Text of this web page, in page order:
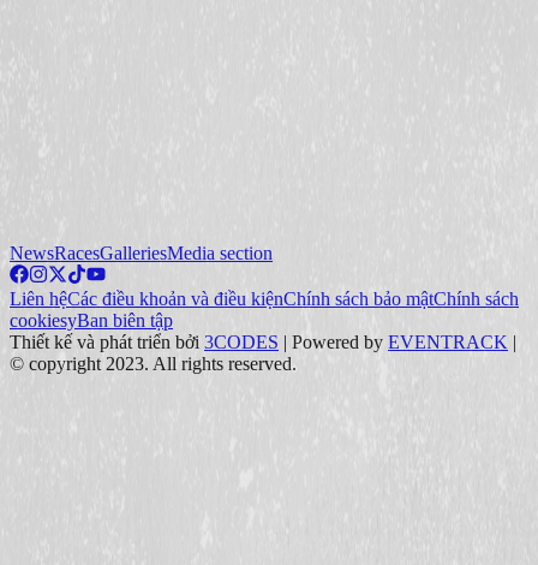
NewsRacesGalleriesMedia section
Liên hệCác điều khoản và điều kiệnChính sách bảo mậtChính sách
cookiesyBan biên tập
Thiết kế và phát triển bởi 3CODES | Powered by EVENTRACK |
© copyright 2023. All rights reserved.